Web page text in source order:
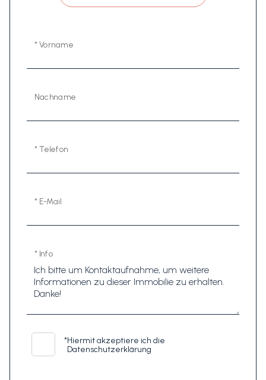
* Vorname
Nachname
* Telefon
* E-Mail
* Info
*Hiermit akzeptiere ich die
Datenschutzerklärung